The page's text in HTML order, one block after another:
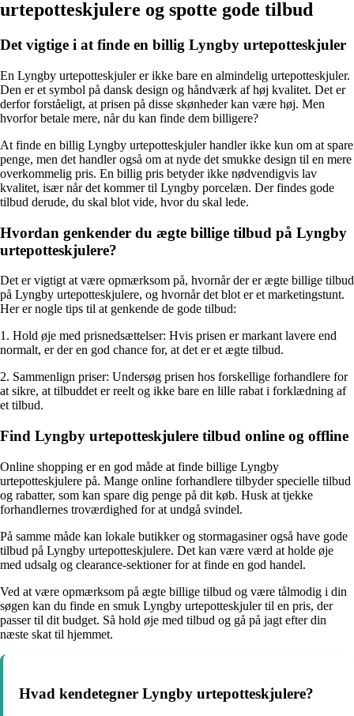
urtepotteskjulere og spotte gode tilbud
Det vigtige i at finde en billig Lyngby urtepotteskjuler
En Lyngby urtepotteskjuler er ikke bare en almindelig urtepotteskjuler.
Den er et symbol på dansk design og håndværk af høj kvalitet. Det er
derfor forståeligt, at prisen på disse skønheder kan være høj. Men
hvorfor betale mere, når du kan finde dem billigere?
At finde en billig Lyngby urtepotteskjuler handler ikke kun om at spare
penge, men det handler også om at nyde det smukke design til en mere
overkommelig pris. En billig pris betyder ikke nødvendigvis lav
kvalitet, især når det kommer til Lyngby porcelæn. Der findes gode
tilbud derude, du skal blot vide, hvor du skal lede.
Hvordan genkender du ægte billige tilbud på Lyngby
urtepotteskjulere?
Det er vigtigt at være opmærksom på, hvornår der er ægte billige tilbud
på Lyngby urtepotteskjulere, og hvornår det blot er et marketingstunt.
Her er nogle tips til at genkende de gode tilbud:
1. Hold øje med prisnedsættelser: Hvis prisen er markant lavere end
normalt, er der en god chance for, at det er et ægte tilbud.
2. Sammenlign priser: Undersøg prisen hos forskellige forhandlere for
at sikre, at tilbuddet er reelt og ikke bare en lille rabat i forklædning af
et tilbud.
Find Lyngby urtepotteskjulere tilbud online og offline
Online shopping er en god måde at finde billige Lyngby
urtepotteskjulere på. Mange online forhandlere tilbyder specielle tilbud
og rabatter, som kan spare dig penge på dit køb. Husk at tjekke
forhandlernes troværdighed for at undgå svindel.
På samme måde kan lokale butikker og stormagasiner også have gode
tilbud på Lyngby urtepotteskjulere. Det kan være værd at holde øje
med udsalg og clearance-sektioner for at finde en god handel.
Ved at være opmærksom på ægte billige tilbud og være tålmodig i din
søgen kan du finde en smuk Lyngby urtepotteskjuler til en pris, der
passer til dit budget. Så hold øje med tilbud og gå på jagt efter din
næste skat til hjemmet.
Hvad kendetegner Lyngby urtepotteskjulere?